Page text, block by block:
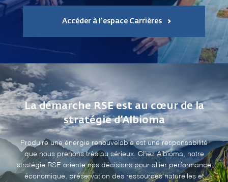
Accéder à l'espace Carrières
La démarche RSE est au cœur de la
stratégie d’Albioma
Produire une énergie renouvelable est une responsabilité
que nous prenons très au sérieux. Chez Albioma, notre
stratégie RSE oriente nos décisions pour allier performance
économique, préservation des ressources naturelles et